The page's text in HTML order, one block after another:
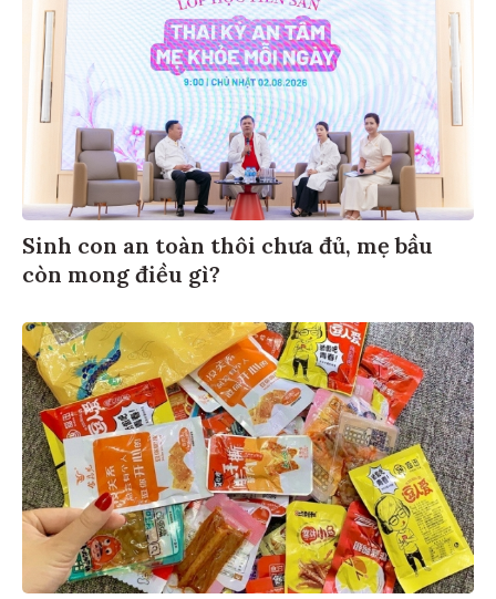
Sinh con an toàn thôi chưa đủ, mẹ bầu
còn mong điều gì?